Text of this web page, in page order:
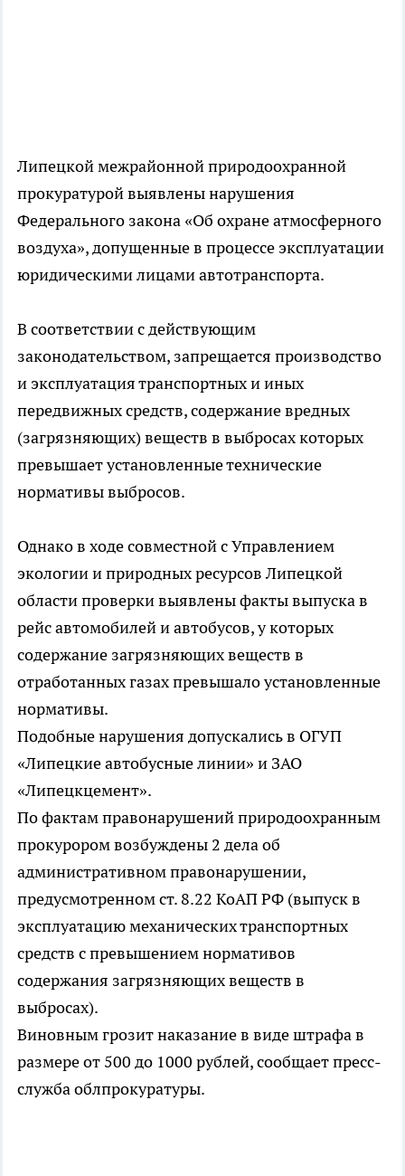
Липецкой межрайонной природоохранной
прокуратурой выявлены нарушения
Федерального закона «Об охране атмосферного
воздуха», допущенные в процессе эксплуатации
юридическими лицами автотранспорта.
В соответствии с действующим
законодательством, запрещается производство
и эксплуатация транспортных и иных
передвижных средств, содержание вредных
(загрязняющих) веществ в выбросах которых
превышает установленные технические
нормативы выбросов.
Однако в ходе совместной с Управлением
экологии и природных ресурсов Липецкой
области проверки выявлены факты выпуска в
рейс автомобилей и автобусов, у которых
содержание загрязняющих веществ в
отработанных газах превышало установленные
нормативы.
Подобные нарушения допускались в ОГУП
«Липецкие автобусные линии» и ЗАО
«Липецкцемент».
По фактам правонарушений природоохранным
прокурором возбуждены 2 дела об
административном правонарушении,
предусмотренном ст. 8.22 КоАП РФ (выпуск в
эксплуатацию механических транспортных
средств с превышением нормативов
содержания загрязняющих веществ в
выбросах).
Виновным грозит наказание в виде штрафа в
размере от 500 до 1000 рублей, сообщает пресс-
служба облпрокуратуры.